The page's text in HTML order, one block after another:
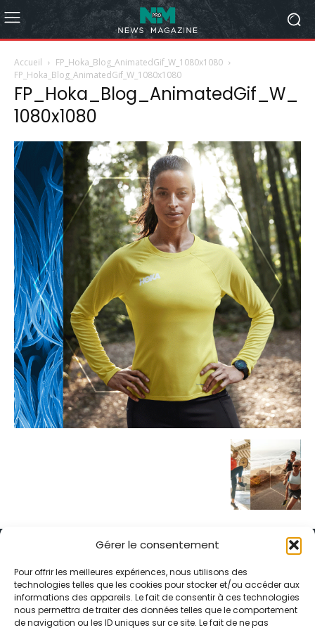
Gérer le consentement
Pour offrir les meilleures expériences, nous utilisons des
technologies telles que les cookies pour stocker et/ou accéder aux
informations des appareils. Le fait de consentir à ces technologies
nous permettra de traiter des données telles que le comportement
de navigation ou les ID uniques sur ce site. Le fait de ne pas
Accueil
FP_Hoka_Blog_AnimatedGif_W_1080x1080
FP_Hoka_Blog_AnimatedGif_W_1080x1080
FP_Hoka_Blog_AnimatedGif_W_
1080x1080
Alternative Média est une agence de relations presse et de
relations publiques basée à Grenoble. Depuis 1995, elle conçoit et
pilote des stratégies de visibilité en France et à l’international